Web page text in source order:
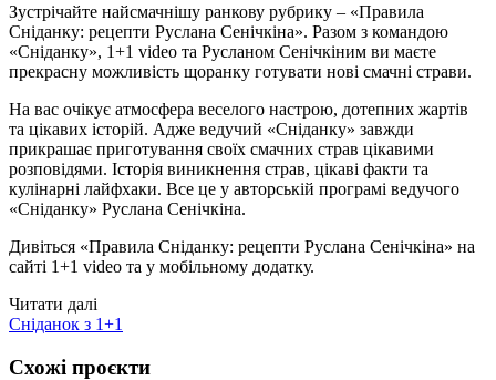
Зустрічайте найсмачнішу ранкову рубрику – «Правила
Сніданку: рецепти Руслана Сенічкіна». Разом з командою
«Сніданку», 1+1 video та Русланом Сенічкіним ви маєте
прекрасну можливість щоранку готувати нові смачні страви.
На вас очікує атмосфера веселого настрою, дотепних жартів
та цікавих історій. Адже ведучий «Сніданку» завжди
прикрашає приготування своїх смачних страв цікавими
розповідями. Історія виникнення страв, цікаві факти та
кулінарні лайфхаки. Все це у авторській програмі ведучого
«Сніданку» Руслана Сенічкіна.
Дивіться «Правила Сніданку: рецепти Руслана Сенічкіна» на
сайті 1+1 video та у мобільному додатку.
Читати далі
Сніданок з 1+1
Схожі проєкти